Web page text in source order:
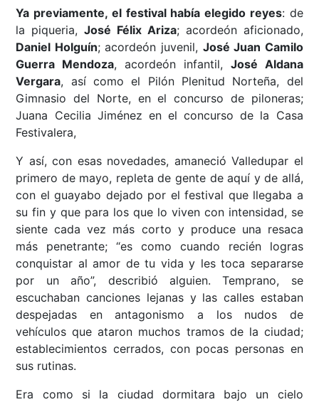
Ya previamente, el festival había elegido reyes: de
la piqueria,José Félix Ariza; acordeón aficionado,
Daniel Holguín; acordeón juvenil, José Juan Camilo
Guerra Mendoza, acordeón infantil, José Aldana
Vergara, así como el Pilón Plenitud Norteña, del
Gimnasio del Norte, en el concurso de piloneras;
Juana Cecilia Jiménez en el concurso de la Casa
Festivalera,
Y así, con esas novedades, amaneció Valledupar el
primero de mayo, repleta de gente de aquí y de allá,
con el guayabo dejado por el festival que llegaba a
su fin y que para los que lo viven con intensidad, se
siente cada vez más corto y produce una resaca
más penetrante; “es como cuando recién logras
conquistar al amor de tu vida y les toca separarse
por un año”, describió alguien. Temprano, se
escuchaban canciones lejanas y las calles estaban
despejadas en antagonismo a los nudos de
vehículos que ataron muchos tramos de la ciudad;
establecimientos cerrados, con pocas personas en
sus rutinas.
Era como si la ciudad dormitara bajo un cielo